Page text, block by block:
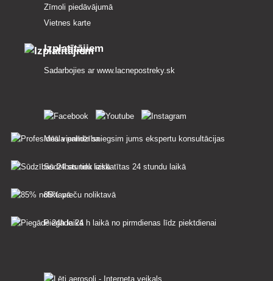
Zīmoli piedāvājumā
Vietnes karte
Izplatītājiem
Sadarbojies ar www.lacnepostreky.sk
Mēs vienmēr sniegsim jums ekspertu konsultācijas
Sūdzības tiek izskatītas 24 stundu laikā
85% preču noliktavā
Piegāde 24 h laikā no pirmdienas līdz piektdienai